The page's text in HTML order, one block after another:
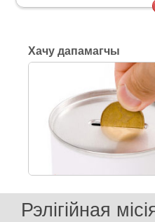
Хачу дапамагчы
Рэлігійная